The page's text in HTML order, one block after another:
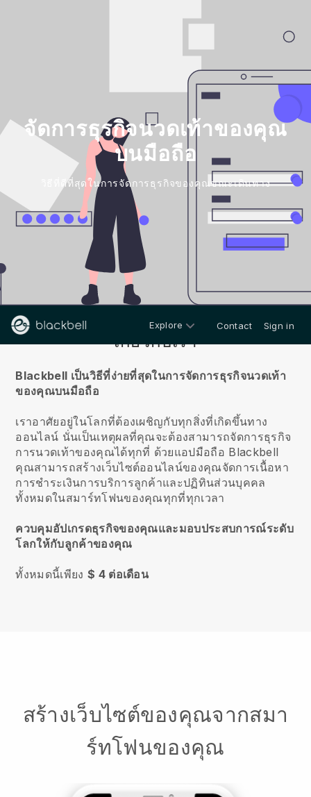
จัดการธุรกิจนวดเท้าของคุณ
บนมือถือ
วิธีที่ดีที่สุดในการจัดการธุรกิจของคุณขณะเดินทาง
Explore Contact Sign in
เกี่ยวกับเรา
Blackbell เป็นวิธีที่ง่ายที่สุดในการจัดการธุรกิจนวดเท้า
ของคุณบนมือถือ
เราอาศัยอยู่ในโลกที่ต้องเผชิญกับทุกสิ่งที่เกิดขึ้นทาง
ออนไลน์ นั่นเป็นเหตุผลที่คุณจะต้องสามารถจัดการธุรกิจ
การนวดเท้าของคุณได้ทุกที่ ด้วยแอปมือถือ Blackbell
คุณสามารถสร้างเว็บไซต์ออนไลน์ของคุณจัดการเนื้อหา
การชำระเงินการบริการลูกค้าและปฏิทินส่วนบุคคล
ทั้งหมดในสมาร์ทโฟนของคุณทุกที่ทุกเวลา
ควบคุมอัปเกรดธุรกิจของคุณและมอบประสบการณ์ระดับ
โลกให้กับลูกค้าของคุณ
ทั้งหมดนี้เพียง $ 4 ต่อเดือน
สร้างเว็บไซต์ของคุณจากสมา
ร์ทโฟนของคุณ